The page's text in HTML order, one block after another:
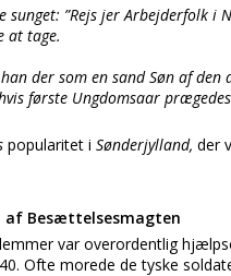
sunget: ”Rejs jer Arbejderfolk
at tage.
der som en sand Søn af
første Ungdomsaar
popularitet i Sønderjylland, der
af Besættelsesmagten
var overordentlig
Ofte morede de tyske